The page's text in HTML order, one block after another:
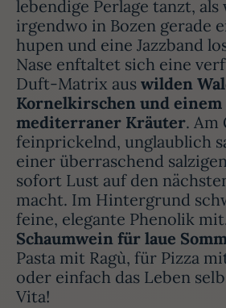
lebendige Perlage tanzt, als
irgendwo in Bozen gerade
hupen und eine Jazzband
Nase enftaltet sich eine
Duft-Matrix aus wilden
Kornelkirschen und einem
mediterraner Kräuter. Am
feinprickelnd, unglaublich
einer überraschend
sofort Lust auf den
macht. Im Hintergrund
feine, elegante Phenolik
Schaumwein für laue
Pasta mit Ragù, für Pizza
oder einfach das Leben
Vita!